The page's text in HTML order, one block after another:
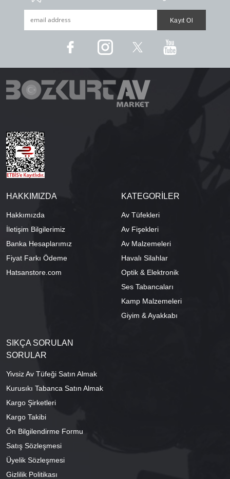
HAKKIMIZDA
Hakkımızda
İletişim Bilgilerimiz
Banka Hesaplarımız
Fiyat Farkı Ödeme
Hatsanstore.com
KATEGORİLER
Av Tüfekleri
Av Fişekleri
Av Malzemeleri
Havalı Silahlar
Optik & Elektronik
Ses Tabancaları
Kamp Malzemeleri
Giyim & Ayakkabı
SIKÇA SORULAN
SORULAR
Yivsiz Av Tüfeği Satın Almak
Kurusıkı Tabanca Satın Almak
Kargo Şirketleri
Kargo Takibi
Ön Bilgilendirme Formu
Satış Sözleşmesi
Üyelik Sözleşmesi
Gizlilik Politikası